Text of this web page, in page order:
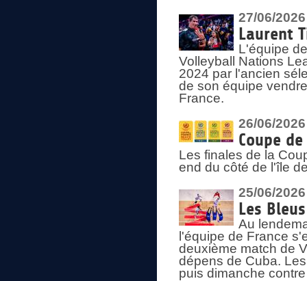
27/06/2026
Laurent
L'équipe
Volleyball Nations
2024 par l'ancien
de son équipe
France.
26/06/2026
Coupe
Les finales de la
end du côté de l'île
25/06/2026
Les
Au
l'équipe de France
deuxième match de
dépens de Cuba.
puis dimanche